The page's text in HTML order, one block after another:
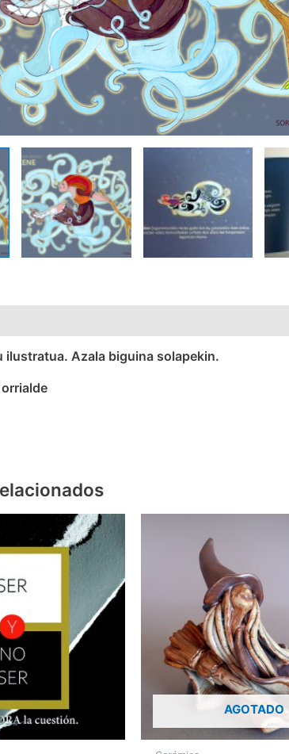
ilustratua. Azala biguina solapekin.
AGOTADO